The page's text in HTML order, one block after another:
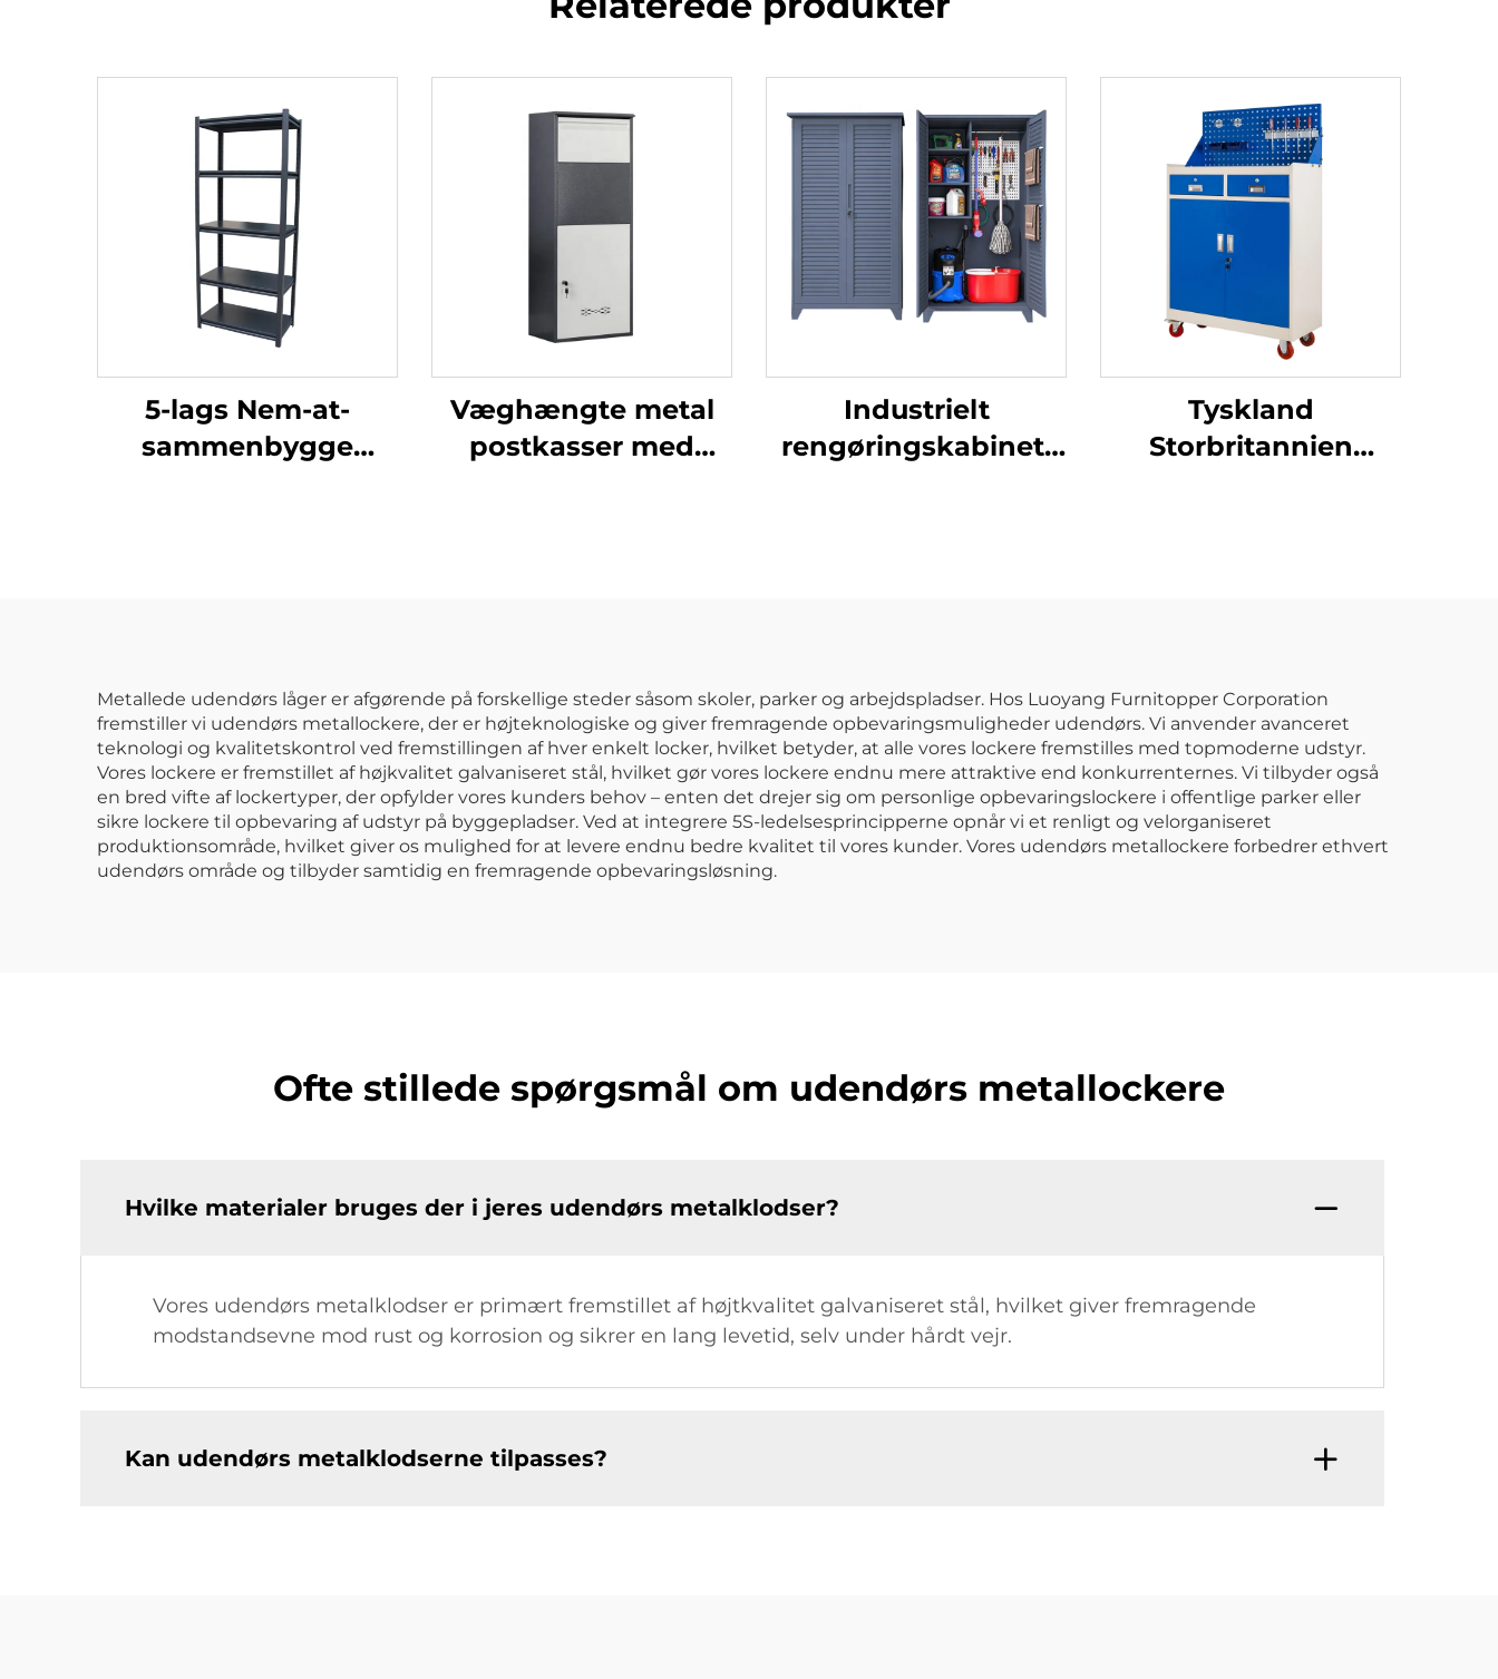
5-lags Nem-at-
sammenbygge
Væghængte metal
postkasser med
Industrielt
rengøringskabinet,
Tyskland
Storbritannien
Metal opbevaring
værktøjskasse
Metallede udendørs låger er afgørende på forskellige steder såsom skoler, parker og arbejdspladser. Hos Luoyang Furnitopper Corporation
fremstiller vi udendørs metallockere, der er højteknologiske og giver fremragende opbevaringsmuligheder udendørs. Vi anvender avanceret
teknologi og kvalitetskontrol ved fremstillingen af hver enkelt locker, hvilket betyder, at alle vores lockere fremstilles med topmoderne udstyr.
Vores lockere er fremstillet af højkvalitet galvaniseret stål, hvilket gør vores lockere endnu mere attraktive end konkurrenternes. Vi tilbyder også
en bred vifte af lockertyper, der opfylder vores kunders behov – enten det drejer sig om personlige opbevaringslockere i offentlige parker eller
sikre lockere til opbevaring af udstyr på byggepladser. Ved at integrere 5S-ledelsesprincipperne opnår vi et renligt og velorganiseret
produktionsområde, hvilket giver os mulighed for at levere endnu bedre kvalitet til vores kunder. Vores udendørs metallockere forbedrer ethvert
udendørs område og tilbyder samtidig en fremragende opbevaringsløsning.
Ofte stillede spørgsmål om udendørs metallockere
Hvilke materialer bruges der i jeres udendørs metalklodser?
Vores udendørs metalklodser er primært fremstillet af højtkvalitet galvaniseret stål, hvilket giver fremragende
modstandsevne mod rust og korrosion og sikrer en lang levetid, selv under hårdt vejr.
Kan udendørs metalklodserne tilpasses?